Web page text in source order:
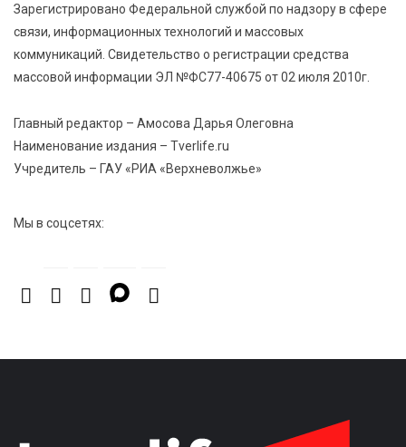
ленту по мотивам басни «Карась»
6 Авг 2026 13:38 428
спортивной столицей России
Зарегистрировано Федеральной службой по надзору в сфере
связи, информационных технологий и массовых
коммуникаций. Свидетельство о регистрации средства
массовой информации ЭЛ №ФС77-40675 от 02 июля 2010г.
Главный редактор – Амосова Дарья Олеговна
Наименование издания – Tverlife.ru
Учредитель – ГАУ «РИА «Верхневолжье»
Мы в соцсетях: